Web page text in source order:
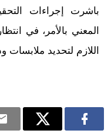
باشرت إجراءات
المعني بالأمر، في
اللازم لتحديد ملابسات